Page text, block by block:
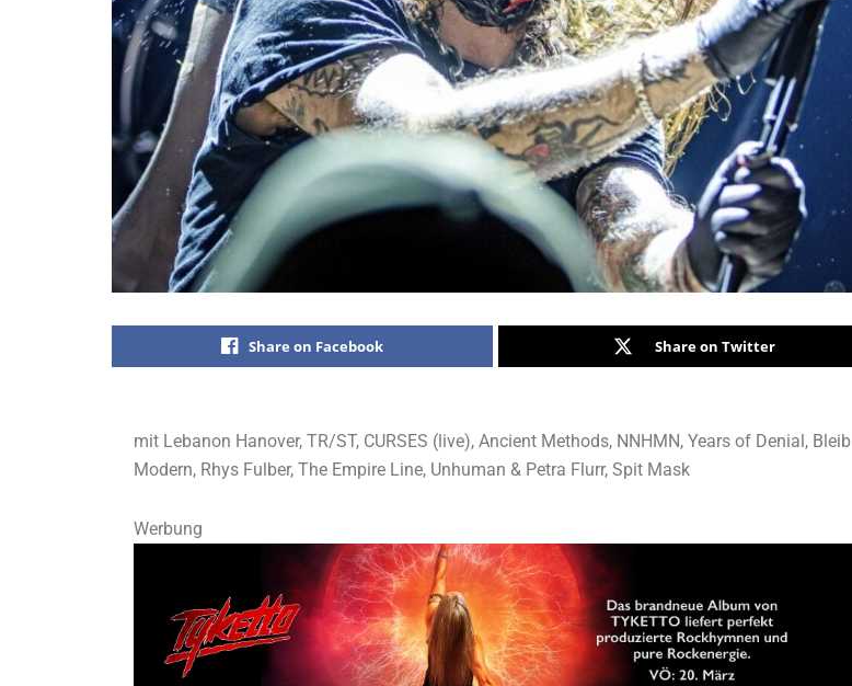
Share on Facebook Share on Twitter
mit Lebanon Hanover, TR/ST, CURSES (live), Ancient Methods, NNHMN, Years of Denial, Bleib
Modern, Rhys Fulber, The Empire Line, Unhuman & Petra Flurr, Spit Mask
Werbung